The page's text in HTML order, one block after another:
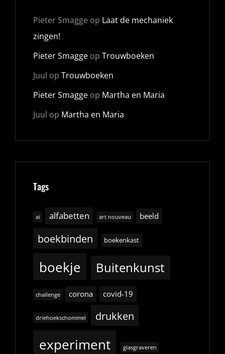
Pieter Smagge op Laat de mechaniek
zingen!
Pieter Smagge op Trouwboeken
Juul op Trouwboeken
Pieter Smagge op Martha en Maria
Juul op Martha en Maria
Tags
ai alfabetten art nouveau beeld
boekbinden boekenkast
boekje Buitenkunst
challenge corona covid-19
driehoekschommel drukken
experiment glasgraveren